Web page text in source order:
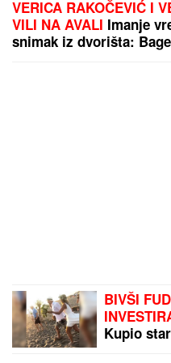
VERICA RAKOČEVIĆ I
VILI NA AVALI Imanje
snimak iz dvorišta:
BIVŠI
Kupio